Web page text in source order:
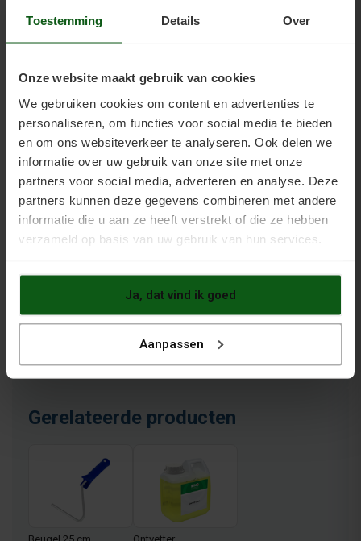
Toestemming Details Over
Onze website maakt gebruik van cookies
We gebruiken cookies om content en advertenties te
personaliseren, om functies voor social media te bieden
en om ons websiteverkeer te analyseren. Ook delen we
informatie over uw gebruik van onze site met onze
partners voor social media, adverteren en analyse. Deze
partners kunnen deze gegevens combineren met andere
informatie die u aan ze heeft verstrekt of die ze hebben
verzameld op basis van uw gebruik van hun services.
Ja, dat vind ik goed
Aanpassen
Download
Service
Vloersoorten
Anhydrietvloer verven asfalt verven
Bakstenenvloer verven Betonlook verven
Betontegels verven Betonvloer verven
grindtegels verven
hout verven Natuursteen verven parketvloer verven
Gerelateerde producten